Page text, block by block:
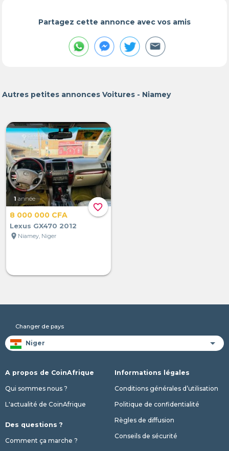
Partagez cette annonce avec vos amis
Autres petites annonces Voitures - Niamey
favorite_border
1 année
8 000 000 CFA
Lexus GX470 2012
location_on Niamey, Niger
Changer de pays
A propos de CoinAfrique
Qui sommes nous ?
L'actualité de CoinAfrique
Des questions ?
Comment ça marche ?
Informations légales
Conditions générales d’utilisation
Politique de confidentialité
Règles de diffusion
Conseils de sécurité